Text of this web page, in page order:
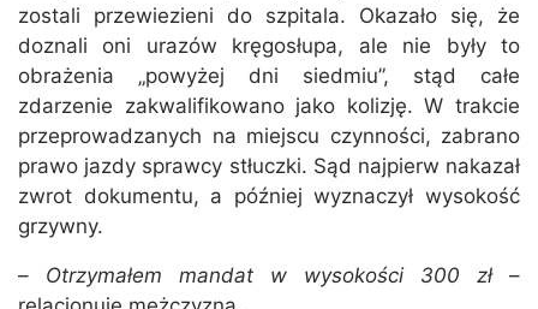
zostali przewiezieni do szpitala. Okazało się, że
doznali oni urazów kręgosłupa, ale nie były to
obrażenia „powyżej dni siedmiu”, stąd całe
zdarzenie zakwalifikowano jako kolizję. W trakcie
przeprowadzanych na miejscu czynności, zabrano
prawo jazdy sprawcy stłuczki. Sąd najpierw nakazał
zwrot dokumentu, a później wyznaczył wysokość
grzywny.
– Otrzymałem mandat w wysokości 300 zł –